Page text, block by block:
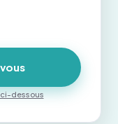
ci-dessous